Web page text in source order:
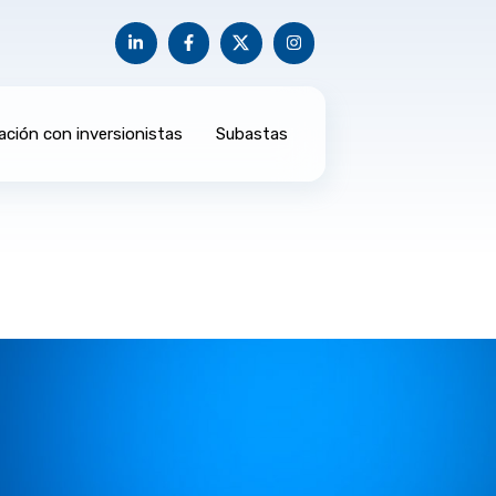
con inversionistas Subastas